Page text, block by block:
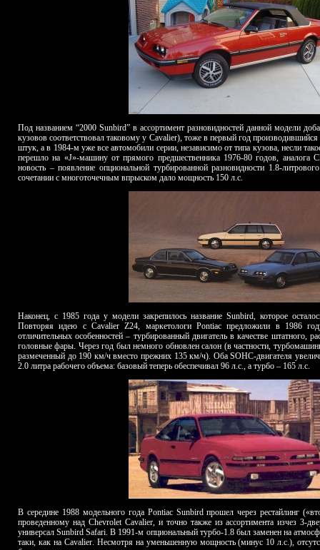
Под названием “2000 Sunbird” в ассортимент разновидностей данной модели
кузовов соответствовал таковому у Cavalier), тоже в первый год
штук, а в 1984-м уже все автомобили серии, независимо от типа кузова, несли
перешло на «J»-машину от прямого предшественника 1976-80 годов, аналога
новость – появление опциональной турбированной разновидности 1.8-
сочетании с многоточечным впрыском дало мощность 150 л.с.
Наконец, с 1985 года у модели закрепилось название Sunbird, которое
Повторяя идею с Cavalier Z24, маркетологи Pontiac предложили в 1986
отличительных особенностей – турбированный двигатель в качестве штатного,
головные фары. Через год был немного обновлен салон (в частности,
размеченный до 190 км/ч вместо прежних 135 км/ч). ОбаSOHC-двигателя
2.0 литра рабочего объема: базовый теперь обеспечивал 96 л.с., а турбо – 165 л.с.
В середине 1988 модельного года Pontiac Sunbird прошел через рестайлинг
проведенному над Chevrolet Cavalier, и точно также из ассортимента изчез 3-
универсал Sunbird Safari. В 1991-м опциональный турбо-1.8 был заменен на
таки, как на Cavalier. Несмотря на уменьшенную мощность (минус 10 л.с.),